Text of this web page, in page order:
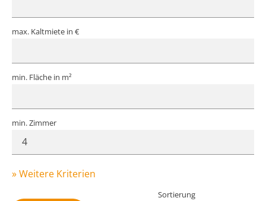
max. Kaltmiete in €
min. Fläche in m²
min. Zimmer
» Weitere Kriterien
Sortierung